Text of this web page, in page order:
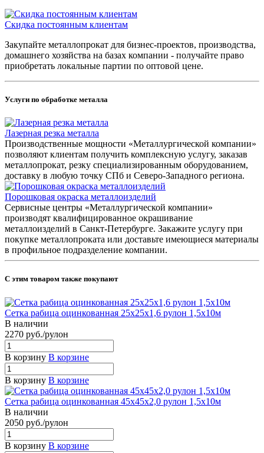
Скидка постоянным клиентам
Закупайте металлопрокат для бизнес-проектов, производства,
домашнего хозяйства на базах компании - получайте право
приобретать локальные партии по оптовой цене.
Услуги по обработке металла
Лазерная резка металла
Производственные мощности «Металлургической компании»
позволяют клиентам получить комплексную услугу, заказав
металлопрокат, резку специализированным оборудованием,
доставку в любую точку СПб и Северо-Западного региона.
Порошковая окраска металлоизделий
Сервисные центры «Металлургической компании»
производят квалифицированное окрашивание
металлоизделий в Санкт-Петербурге. Закажите услугу при
покупке металлопроката или доставьте имеющиеся материалы
в профильное подразделение компании.
С этим товаром также покупают
Сетка рабица оцинкованная 25x25x1,6 рулон 1,5х10м
В наличии
2270 руб./рулон
В корзину В корзине
В корзину В корзине
Сетка рабица оцинкованная 45x45x2,0 рулон 1,5х10м
В наличии
2050 руб./рулон
В корзину В корзине